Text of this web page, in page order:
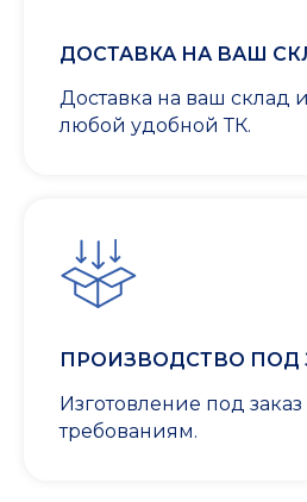
ДОСТАВКА НА ВАШ
Доставка на ваш склад
любой удобной ТК.
ПРОИЗВОДСТВО ПОД
Изготовление под
требованиям.